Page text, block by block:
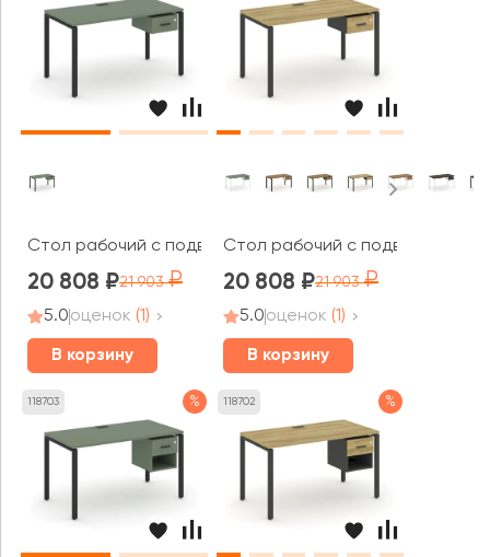
Стол рабочий с подвесной тумбой с одним ящ. CN.SP-
20 808 21 903
5.0оценок (1)
В корзину
Стол рабочий с подвесной
20 808 21 903
5.0оценок (1)
В корзину
118703 % 118702 %